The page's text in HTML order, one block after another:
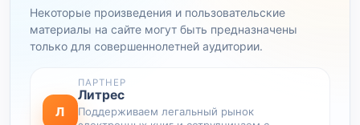
Некоторые произведения и пользовательские
материалы на сайте могут быть предназначены
только для совершеннолетней аудитории.
Л
ПАРТНЕР
Литрес
Поддерживаем легальный рынок